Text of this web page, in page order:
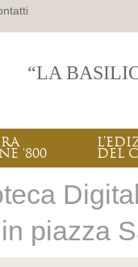
“LA
‘800 DEL
piazza